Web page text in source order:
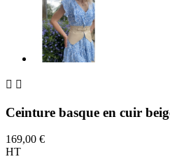
 
Ceinture basque en cuir
169,00 €
HT